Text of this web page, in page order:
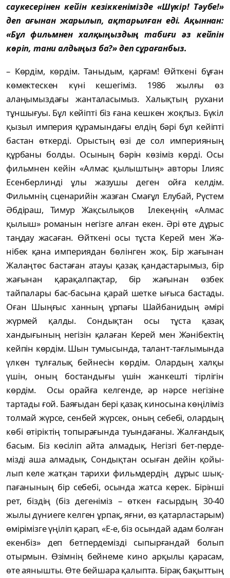
саукесерінен кейін кезіккенімізде «Шү­кір! Тәубе!»
деп ағынан жарылып, ақта­рыл­ған еді. Ақыннан:
«Бұл фильмнен хал­қыңыз­дың табиғи әз кейпін
көріп, тани алдыңыз ба?» деп сұра­ған­быз.
– Көрдім, көрдім. Таныдым, қарғам! Өйт­кені бұған
көмектескен күні кешегіміз. 1986 жыл­ғы өз
алаңымыздағы жанталасымыз. Халықтың рухани
тұншығуы. Бұл кейіпті біз ғана кешкен жоқпыз. Бүкіл
қызыл империя құра­мындағы елдің бәрі бұл кейіпті
бастан өткерді. Орыстың өзі де сол империяның
құрбаны болды. Осының бәрін көзіміз көрді. Осы
фильмнен кейін «Алмас қылыштың» авторы Ілияс
Есенберлинді ұлы жазушы деген ойға келдім.
Фильмнің сценарийін жазған Смағұл Елубай, Рүстем
Әбдіраш, Тимур Жақ­сылықов Ілекеңнің «Алмас
қылыш» романын не­гізге алған екен. Әрі өте дұрыс
таңдау жа­саған. Өйткені осы тұста Керей мен Жә­
нібек қана империядан бөлінген жоқ. Бір жағынан
Жалаңтөс бастаған атауы қазақ қандастары­мыз, бір
жағынан қарақалпақтар, бір жағынан өзбек
тайпалары бас-басына қарай шетке ығыса бастады.
Оған Шыңғыс ханның ұрпағы Шайбанидың әмірі
жүрмей қалды. Сон­дықтан осы тұста қазақ
хандығының негізін қа­лаған Керей мен Жәнібектің
кейпін көр­дім. Шын тумысында, талант-тағлы­мын­­да
үлкен тұлғалық бейнесін көр­дім. Олардың халқы
үшін, оның бостандығы үшін жанкешті тір­лігін
көрдім. Осы орайға кел­ген­де, әр нәрсе негізіне
тартады ғой. Баяғыдан бері қазақ кино­сы­на көңіліміз
толмай жүрсе, сенбей жүрсек, оның себебі, олар­дың
көбі өтіріктің топы­рағында туындағаны. Жал­ғандық
басым. Біз көсіліп айта алмадық. Негізгі бет-пер­де­
мізді аша алмадық. Сон­дықтан осыған дейін қойы­
лып келе жатқан тарихи фильмдердің дұрыс шық­
паға­нының бір себебі, осында жат­са керек. Бірінші
рет, біздің (біз дегеніміз – өткен ғасырдың 30-40
жылы дүниеге келген ұрпақ, яғни, өз қатарластарым)
өмірімізге үңіліп қарап, «Е-е, біз осындай адам болған
екен­біз» деп бетпердемізді сыпырғандай болып
отырмын. Өзімнің бейнеме кино ар­қылы қарасам,
өте аянышты. Өте бейшара қа­лыпта. Бірақ бақыттың